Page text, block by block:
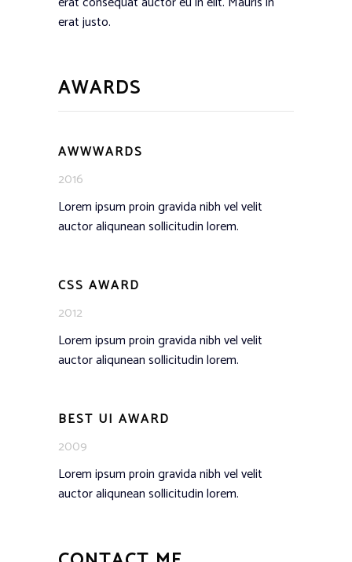
erat justo.
AWARDS
AWWWARDS
2016
Lorem ipsum proin gravida nibh vel velit
auctor aliqunean sollicitudin lorem.
CSS AWARD
2012
Lorem ipsum proin gravida nibh vel velit
auctor aliqunean sollicitudin lorem.
BEST UI AWARD
2009
Lorem ipsum proin gravida nibh vel velit
auctor aliqunean sollicitudin lorem.